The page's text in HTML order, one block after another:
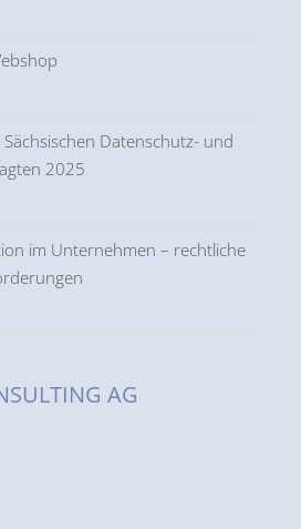
Datenschutz- und
2025
im Unternehmen – rechtliche
AG